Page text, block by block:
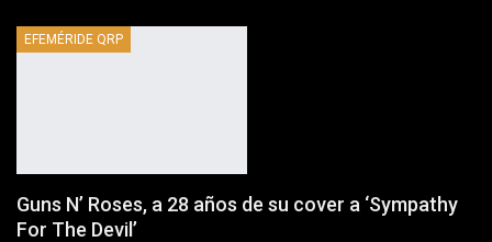
EFEMÉRIDE QRP
Guns N’ Roses, a 28 años de su cover a ‘Sympathy
For The Devil’